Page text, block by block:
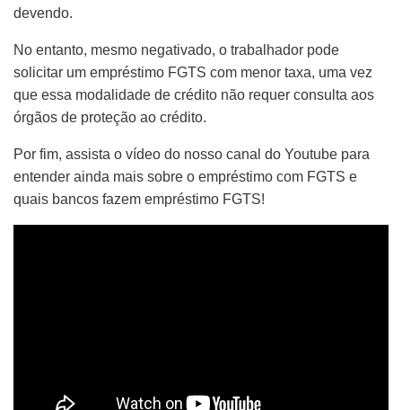
devendo.
No entanto, mesmo negativado, o trabalhador pode
solicitar um empréstimo FGTS com menor taxa, uma vez
que essa modalidade de crédito não requer consulta aos
órgãos de proteção ao crédito.
Por fim, assista o vídeo do nosso canal do Youtube para
entender ainda mais sobre o empréstimo com FGTS e
quais bancos fazem empréstimo FGTS!